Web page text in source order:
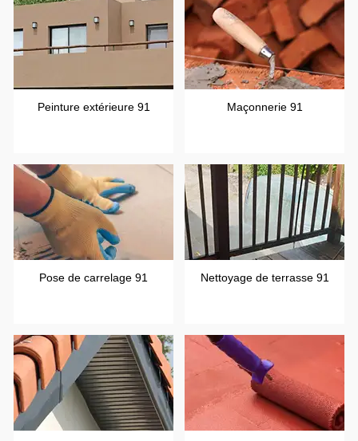
Peinture extérieure 91 Maçonnerie 91
Pose de carrelage 91 Nettoyage de terrasse 91